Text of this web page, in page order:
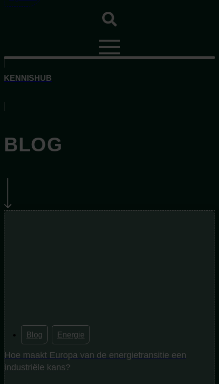
KENNISHUB
BLOG
Blog Energie
Hoe maakt Europa van de energietransitie een
industriële kans?